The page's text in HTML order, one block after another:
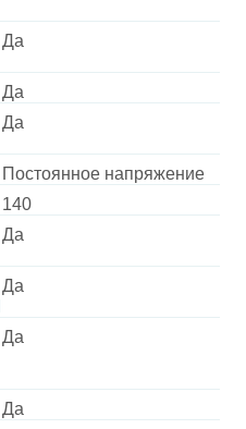
Да
Да
Да
Постоянное напряжение
140
Да
Да
Да
Да